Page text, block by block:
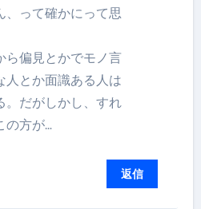
、って確かにって思
ら偏見とかでモノ言
人とか面識ある人は
。だがしかし、すれ
の方が…
返信